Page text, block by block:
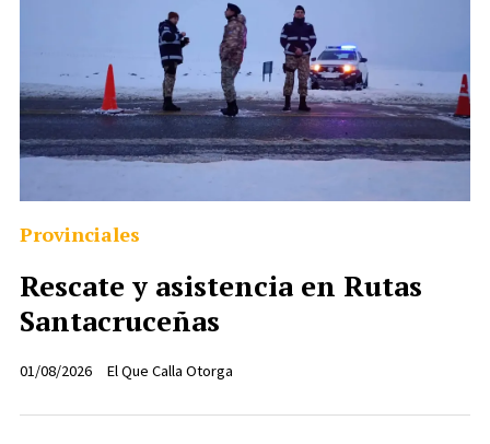
Rescate y asistencia en Rutas
Santacruceñas
El Que Calla Otorga
Provinciales
01/08/2026